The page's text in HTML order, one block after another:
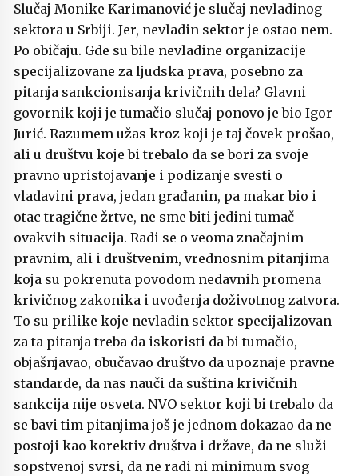
Slučaj Monike Karimanović je slučaj nevladinog
sektora u Srbiji. Jer, nevladin sektor je ostao nem.
Po običaju. Gde su bile nevladine organizacije
specijalizovane za ljudska prava, posebno za
pitanja sankcionisanja krivičnih dela? Glavni
govornik koji je tumačio slučaj ponovo je bio Igor
Jurić. Razumem užas kroz koji je taj čovek prošao,
ali u društvu koje bi trebalo da se bori za svoje
pravno upristojavanje i podizanje svesti o
vladavini prava, jedan građanin, pa makar bio i
otac tragične žrtve, ne sme biti jedini tumač
ovakvih situacija. Radi se o veoma značajnim
pravnim, ali i društvenim, vrednosnim pitanjima
koja su pokrenuta povodom nedavnih promena
krivičnog zakonika i uvođenja doživotnog zatvora.
To su prilike koje nevladin sektor specijalizovan
za ta pitanja treba da iskoristi da bi tumačio,
objašnjavao, obučavao društvo da upoznaje pravne
standarde, da nas nauči da suština krivičnih
sankcija nije osveta. NVO sektor koji bi trebalo da
se bavi tim pitanjima još je jednom dokazao da ne
postoji kao korektiv društva i države, da ne služi
sopstvenoj svrsi, da ne radi ni minimum svog